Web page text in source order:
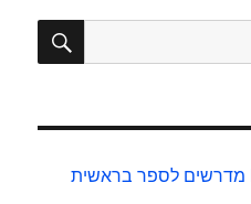
מדרשים לספר בראשית